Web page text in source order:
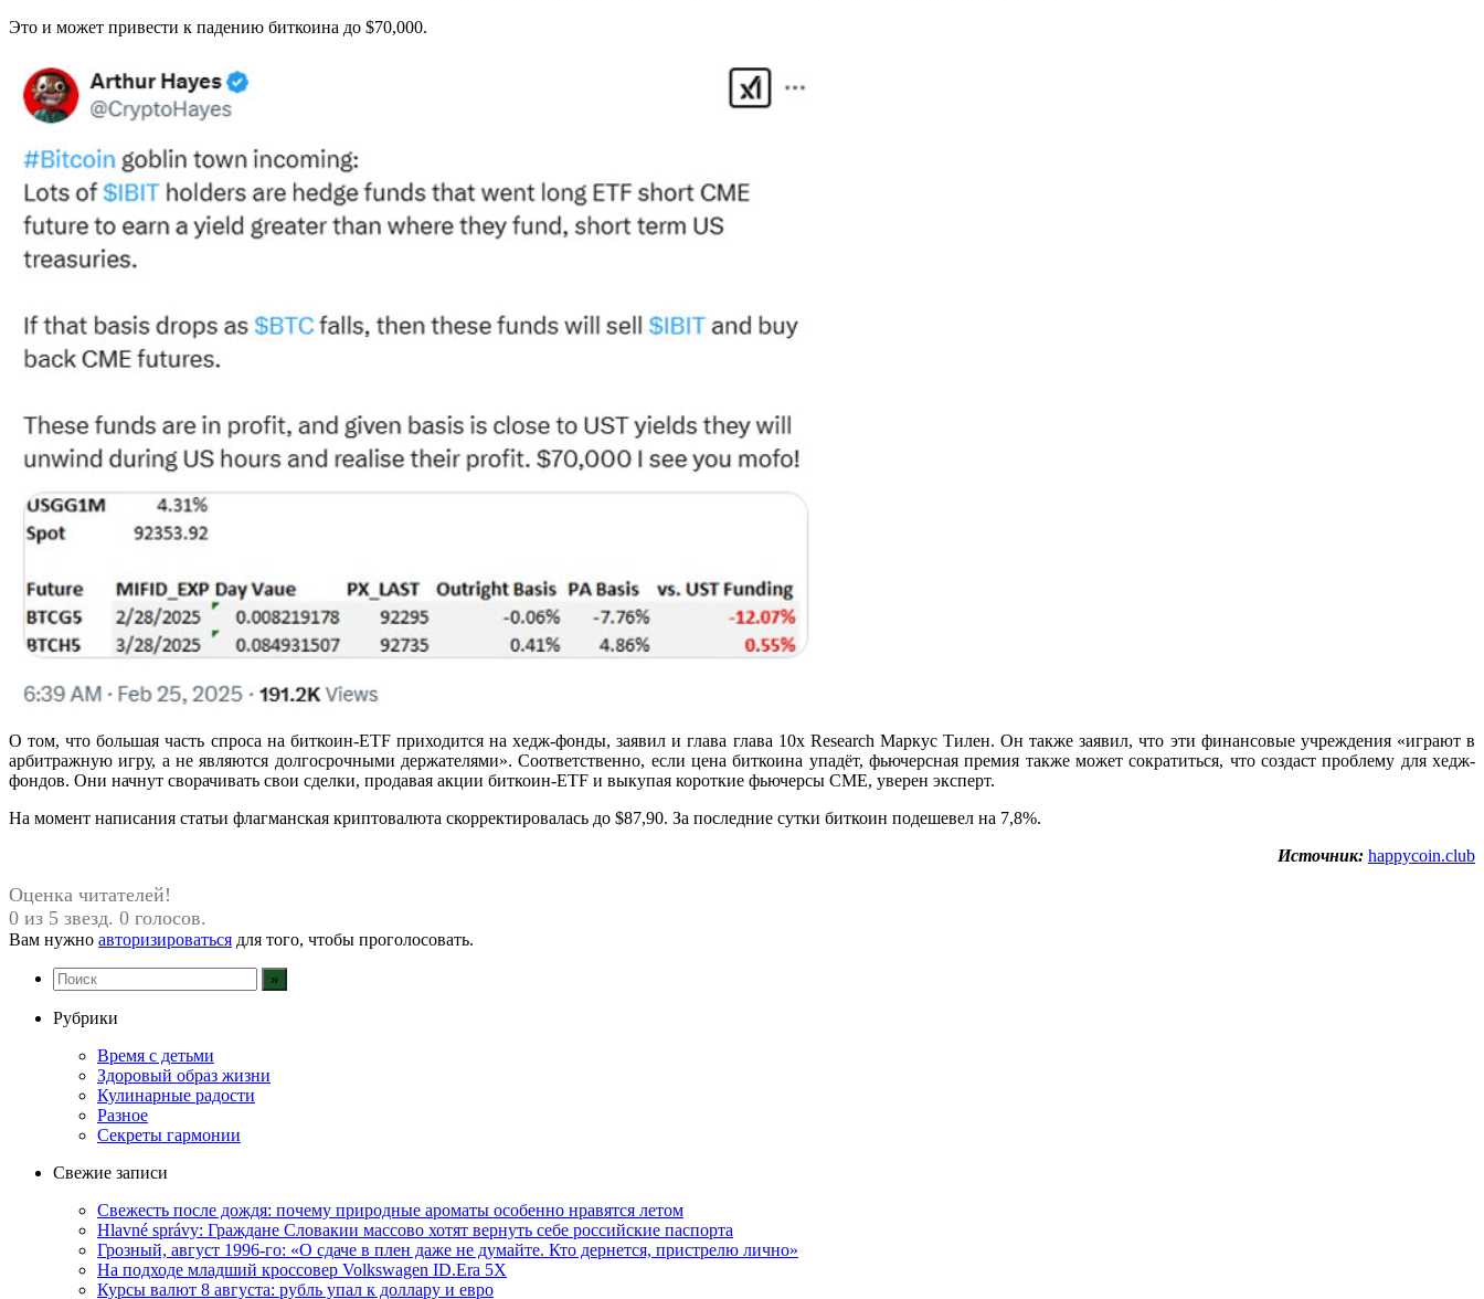
Это и может привести к падению биткоина до $70,000.
О том, что большая часть спроса на биткоин-ETF приходится на хедж-фонды, заявил и глава глава 10x Research Маркус Тилен. Он также заявил, что эти финансовые учреждения «играют в
арбитражную игру, а не являются долгосрочными держателями». Соответственно, если цена биткоина упадёт, фьючерсная премия также может сократиться, что создаст проблему для хедж-
фондов. Они начнут сворачивать свои сделки, продавая акции биткоин-ETF и выкупая короткие фьючерсы CME, уверен эксперт.
На момент написания статьи флагманская криптовалюта скорректировалась до $87,90. За последние сутки биткоин подешевел на 7,8%.
Источник: happycoin.club
Оценка читателей!
0 из 5 звезд. 0 голосов.
Вам нужно авторизироваться для того, чтобы проголосовать.
Рубрики
Время с детьми
Здоровый образ жизни
Кулинарные радости
Разное
Секреты гармонии
Свежие записи
Свежесть после дождя: почему природные ароматы особенно нравятся летом
Hlavné správy: Граждане Словакии массово хотят вернуть себе российские паспорта
Грозный, август 1996-го: «О сдаче в плен даже не думайте. Кто дернется, пристрелю лично»
На подходе младший кроссовер Volkswagen ID.Era 5X
Курсы валют 8 августа: рубль упал к доллару и евро